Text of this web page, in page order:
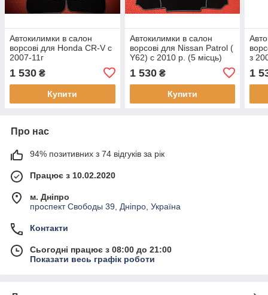
Автокилимки в салон
ворсові для Honda CR-V c
2007-11г
1 530 ₴
Купити
Автокилимки в салон
ворсові для Nissan Patrol (
Y62) c 2010 р. (5 місць)
1 530₴
Купити
з
1
Про нас
94% позитивних з 74 відгуків за рік
Працює з 10.02.2020
м. Дніпро
проспект Свободы 39, Дніпро, Україна
Контакти
Сьогодні працює з 08:00 до 21:00
Показати весь графік роботи